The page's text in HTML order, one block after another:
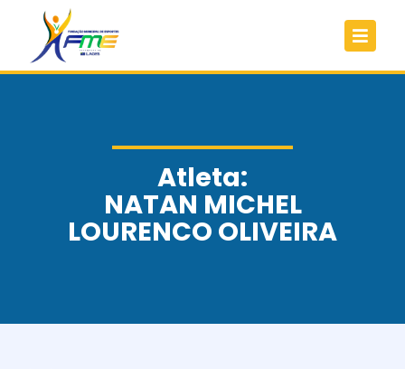
Atleta:
NATAN MICHEL
LOURENCO OLIVEIRA